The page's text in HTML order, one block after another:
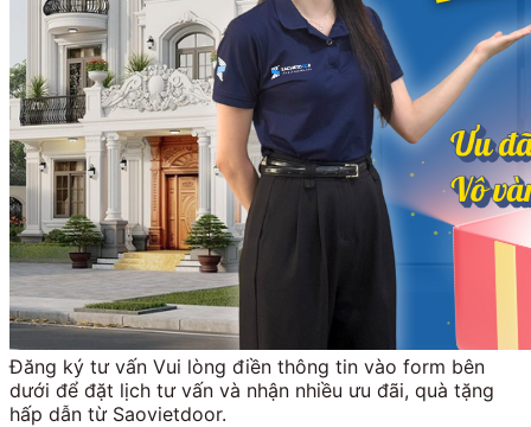
Đăng ký tư vấn Vui lòng điền thông tin vào form bên
dưới để đặt lịch tư vấn và nhận nhiều ưu đãi, quà tặng
hấp dẫn từ Saovietdoor.